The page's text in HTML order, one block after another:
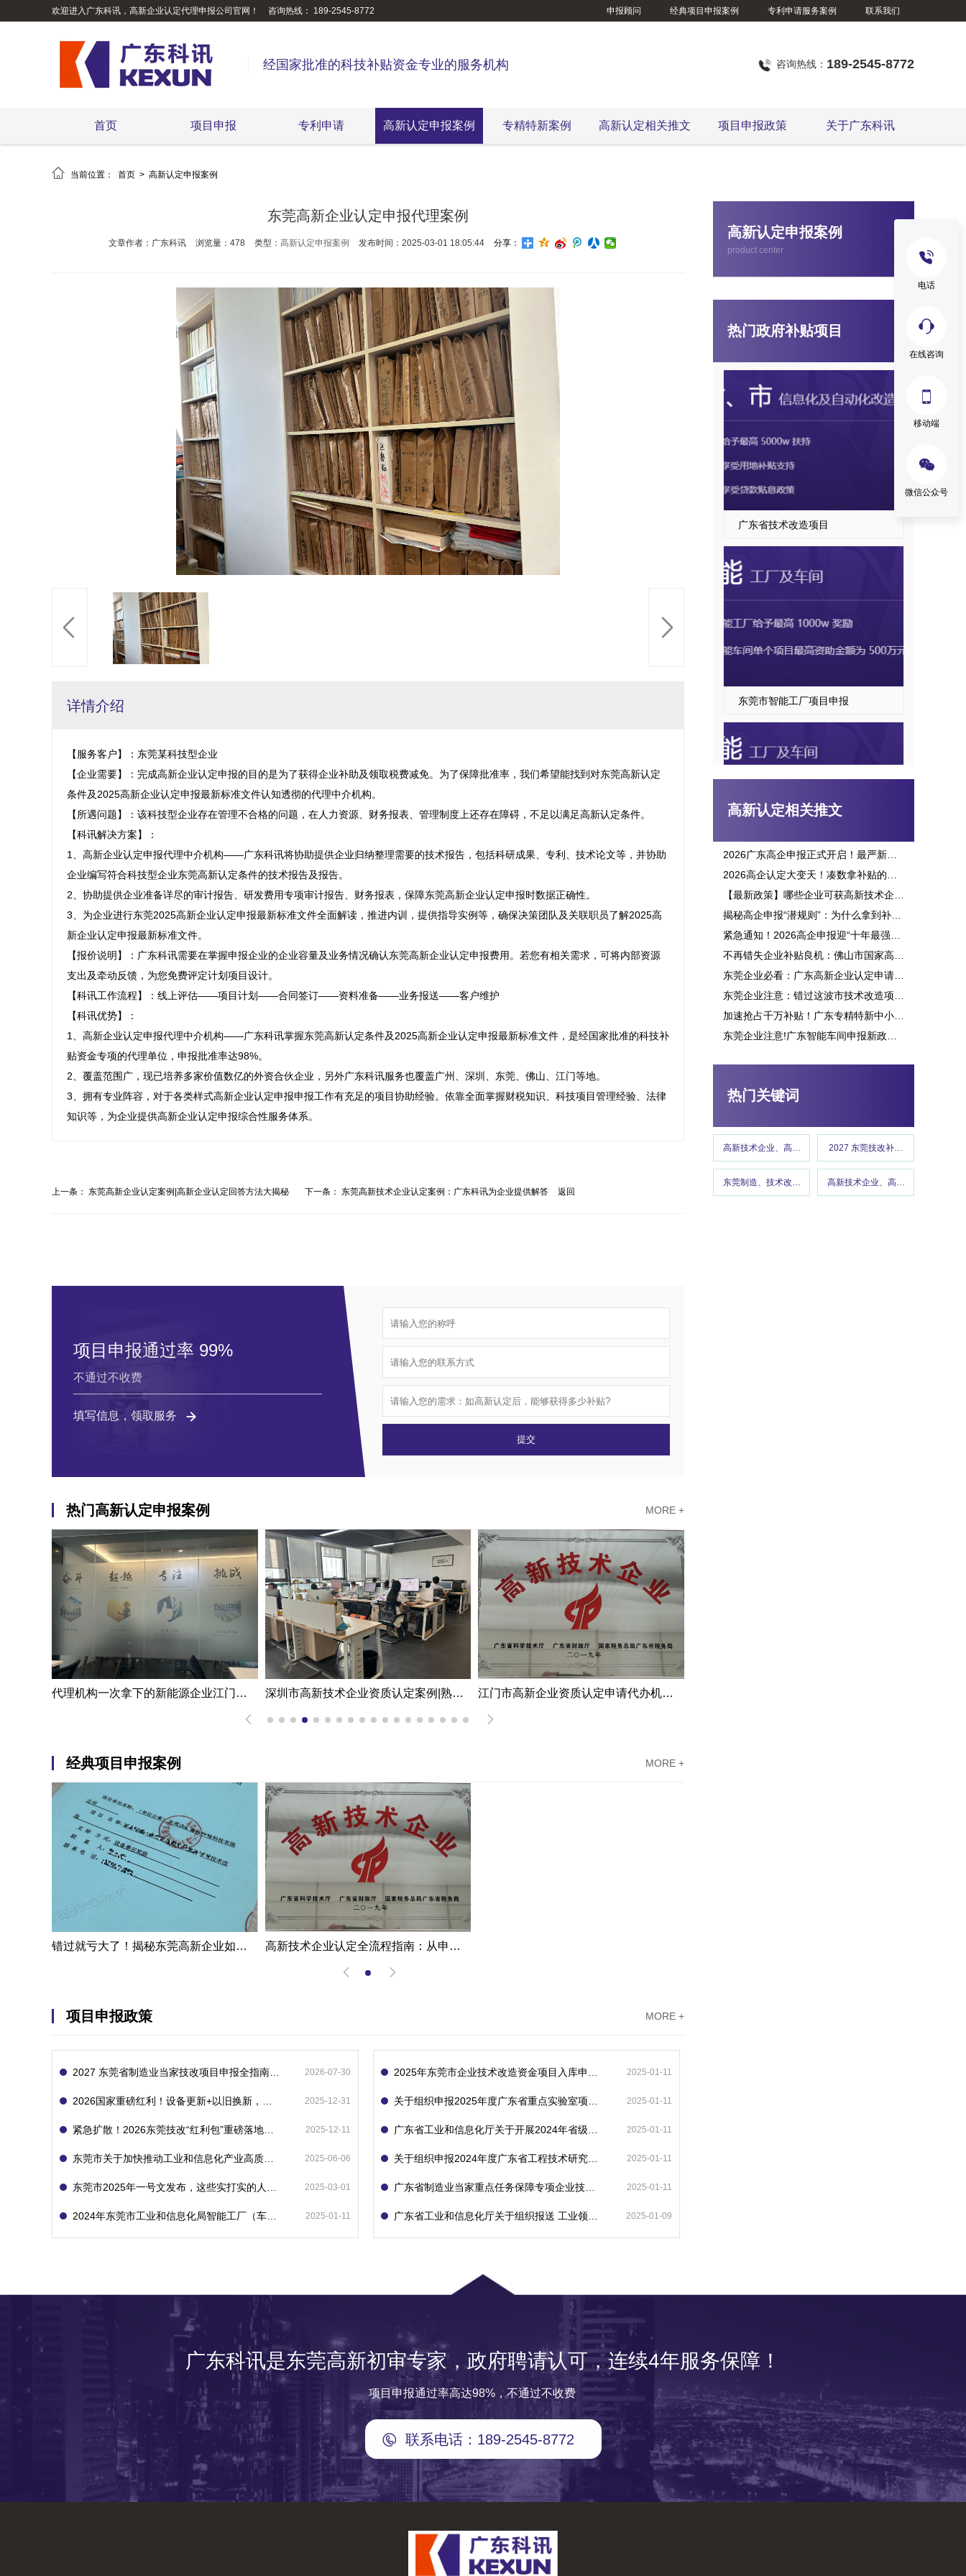
欢迎进入广东科讯，高新企业认定代理申报公司官网！ 咨询热线： 189-2545-8772 申报顾问 经典项目申报案例 专利申请服务案例 联系我们
经国家批准的科技补贴资金专业的服务机构 咨询热线： 189-2545-8772
首页 项目申报 专利申请 高新认定申报案例 专精特新案例 高新认定相关推文 项目申报政策 关于广东科讯
 当前位置： 首页 > 高新认定申报案例
高新认定申报案例
product center
热门政府补贴项目
广东省技术改造项目
东莞市智能工厂项目申报
东莞市智能车间项目申报指南
高新认定相关推文
热门关键词
高新技术企业、高企认定、高企申报2027 东莞技改补贴、东莞制造业
东莞制造、技术改造、东莞工信、政策红利 、企业补贴、东莞
高新技术企业、高企认定、高企申
东莞高新企业认定申报代理案例
文章作者：广东科讯 浏览量：478 类型： 高新认定申报案例 发布时间：2025-03-01 18:05:44 分享：
详情介绍
【服务客户】：东莞某科技型企业
【企业需要】：完成高新企业认定申报的目的是为了获得企业补助及领取税费减免。为了保障批准率，我们希望能找到对东莞高新认定
条件及2025高新企业认定申报最新标准文件认知透彻的代理中介机构。
【所遇问题】：该科技型企业存在管理不合格的问题，在人力资源、财务报表、管理制度上还存在障碍，不足以满足高新认定条件。
【科讯解决方案】：
1、高新企业认定申报代理中介机构——广东科讯将协助提供企业归纳整理需要的技术报告，包括科研成果、专利、技术论文等，并协助
企业编写符合科技型企业东莞高新认定条件的技术报告及报告。
2、协助提供企业准备详尽的审计报告、研发费用专项审计报告、财务报表，保障东莞高新企业认定申报时数据正确性。
3、为企业进行东莞2025高新企业认定申报最新标准文件全面解读，推进内训，提供指导实例等，确保决策团队及关联职员了解2025高
新企业认定申报最新标准文件。
【报价说明】：广东科讯需要在掌握申报企业的企业容量及业务情况确认东莞高新企业认定申报费用。若您有相关需求，可将内部资源
支出及牵动反馈，为您免费评定计划项目设计。
【科讯工作流程】：线上评估——项目计划——合同签订——资料准备——业务报送——客户维护
【科讯优势】：
1、高新企业认定申报代理中介机构——广东科讯掌握东莞高新认定条件及2025高新企业认定申报最新标准文件，是经国家批准的科技补
贴资金专项的代理单位，申报批准率达98%。
2、覆盖范围广，现已培养多家价值数亿的外资合伙企业，另外广东科讯服务也覆盖广州、深圳、东莞、佛山、江门等地。
3、拥有专业阵容，对于各类样式高新企业认定申报申报工作有充足的项目协助经验。依靠全面掌握财税知识、科技项目管理经验、法律
知识等，为企业提供高新企业认定申报综合性服务体系。
上一条： 东莞高新企业认定案例|高新企业认定回答方法大揭秘 下一条： 东莞高新技术企业认定案例：广东科讯为企业提供解答 返回
项目申报通过率 99%
不通过不收费
填写信息，领取服务
热门高新认定申报案例 MORE +
代理机构一次拿下的新能源企业江门高新技术企业认定申报案例 深圳市高新技术企业资质认定案例|熟练掌握国家高新企业资质认定 江门市高新企业资质认定申请代办机构服务案例
经典项目申报案例 MORE +
错过就亏大了！揭秘东莞高新企业如何轻松拿下省级技术改造项目300万补贴 高新技术企业认定全流程指南：从申报到复审的成功经验分享
项目申报政策 MORE +
2026-07-30
2025-12-31
2025-12-11
2025-06-06
2025-03-01
2025-01-11
2025-01-11
2025-01-11
2025-01-11
2025-01-11
2025-01-11
2025-01-09
广东科讯是东莞高新初审专家，政府聘请认可，连续4年服务保障！
项目申报通过率高达98%，不通过不收费
联系电话：189-2545-8772
电话
在线咨询

移动端

微信公众号